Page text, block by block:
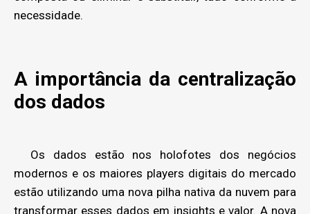
necessidade.
A importância da centralização
dos dados
Os dados estão nos holofotes dos negócios
modernos e os maiores players digitais do mercado
estão utilizando uma nova pilha nativa da nuvem para
transformar esses dados em insights e valor. A nova